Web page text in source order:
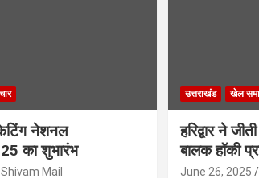
नेशनल
का शुभारंभ
Shivam Mail
उत्तराखंड खेल
हरिद्वार ने
बालक हॉकी
June 26, 2025